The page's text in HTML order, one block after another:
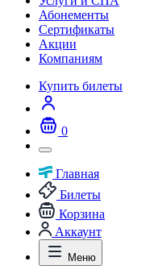
Абонементы
Сертификаты
Акции
Компаниям
Купить билеты
0
Главная
Билеты
Корзина
Аккаунт
Меню